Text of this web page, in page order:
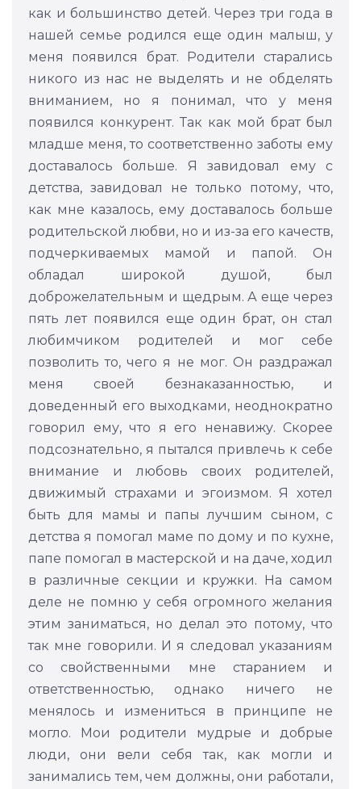
как и большинство детей. Через три года в
нашей семье родился еще один малыш, у
меня появился брат. Родители старались
никого из нас не выделять и не обделять
вниманием, но я понимал, что у меня
появился конкурент. Так как мой брат был
младше меня, то соответственно заботы ему
доставалось больше. Я завидовал ему с
детства, завидовал не только потому, что,
как мне казалось, ему доставалось больше
родительской любви, но и из-за его качеств,
подчеркиваемых мамой и папой. Он
обладал широкой душой, был
доброжелательным и щедрым. А еще через
пять лет появился еще один брат, он стал
любимчиком родителей и мог себе
позволить то, чего я не мог. Он раздражал
меня своей безнаказанностью, и
доведенный его выходками, неоднократно
говорил ему, что я его ненавижу. Скорее
подсознательно, я пытался привлечь к себе
внимание и любовь своих родителей,
движимый страхами и эгоизмом. Я хотел
быть для мамы и папы лучшим сыном, с
детства я помогал маме по дому и по кухне,
папе помогал в мастерской и на даче, ходил
в различные секции и кружки. На самом
деле не помню у себя огромного желания
этим заниматься, но делал это потому, что
так мне говорили. И я следовал указаниям
со свойственными мне старанием и
ответственностью, однако ничего не
менялось и измениться в принципе не
могло. Мои родители мудрые и добрые
люди, они вели себя так, как могли и
занимались тем, чем должны, они работали,